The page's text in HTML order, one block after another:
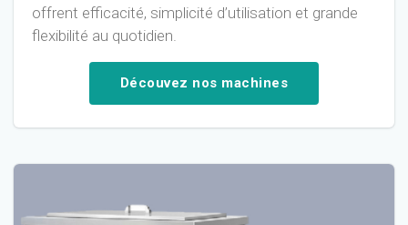
offrent efficacité, simplicité d’utilisation et grande
flexibilité au quotidien.
Découvez nos machines